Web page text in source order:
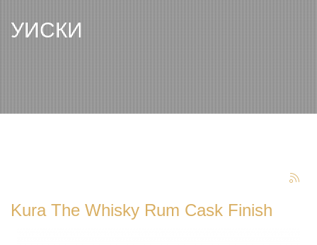
УИСКИ
Kura The Whisky Rum Cask Finish